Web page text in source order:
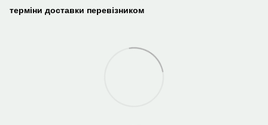
терміни доставки перевізником